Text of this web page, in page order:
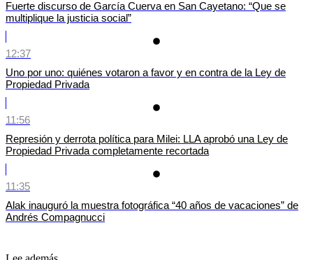
Fuerte discurso de García Cuerva en San Cayetano: “Que se
multiplique la justicia social”
12:37
Uno por uno: quiénes votaron a favor y en contra de la Ley de
Propiedad Privada
11:56
Represión y derrota política para Milei: LLA aprobó una Ley de
Propiedad Privada completamente recortada
11:35
Alak inauguró la muestra fotográfica “40 años de vacaciones” de
Andrés Compagnucci